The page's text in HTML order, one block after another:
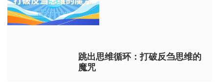
跳出思维循环：打破反刍思维的
魔咒